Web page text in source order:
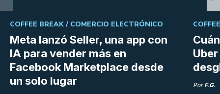
Meta lanzó Seller, una app con
IA para vender más en
Facebook Marketplace desde
un solo lugar
COFFEE BREAK / COMERCIO ELECTRÓNICO
Por F.G.